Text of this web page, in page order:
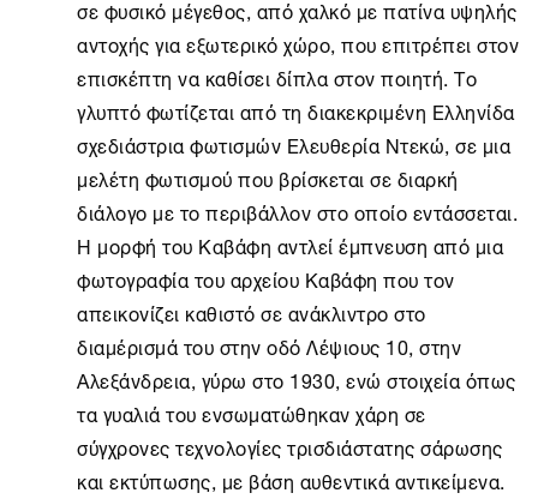
σε φυσικό μέγεθος, από χαλκό με πατίνα υψηλής
αντοχής για εξωτερικό χώρο, που επιτρέπει στον
επισκέπτη να καθίσει δίπλα στον ποιητή. Το
γλυπτό φωτίζεται από τη διακεκριμένη Ελληνίδα
σχεδιάστρια φωτισμών Ελευθερία Ντεκώ, σε μια
μελέτη φωτισμού που βρίσκεται σε διαρκή
διάλογο με το περιβάλλον στο οποίο εντάσσεται.
Η μορφή του Καβάφη αντλεί έμπνευση από μια
φωτογραφία του αρχείου Καβάφη που τον
απεικονίζει καθιστό σε ανάκλιντρο στο
διαμέρισμά του στην οδό Λέψιους 10, στην
Αλεξάνδρεια, γύρω στο 1930, ενώ στοιχεία όπως
τα γυαλιά του ενσωματώθηκαν χάρη σε
σύγχρονες τεχνολογίες τρισδιάστατης σάρωσης
και εκτύπωσης, με βάση αυθεντικά αντικείμενα.